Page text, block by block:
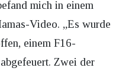
mich in einem
Video. „Es wurde
einem F16-
Zwei der